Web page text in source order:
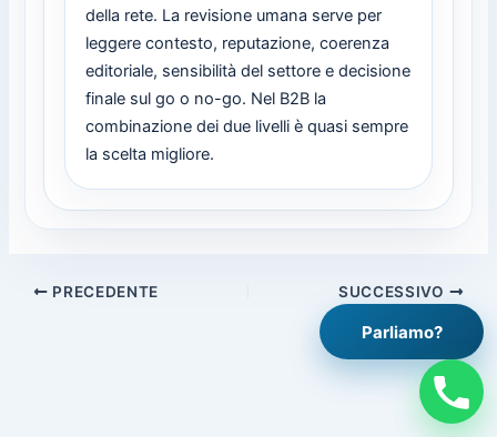
della rete. La revisione umana serve per
leggere contesto, reputazione, coerenza
editoriale, sensibilità del settore e decisione
finale sul go o no-go. Nel B2B la
combinazione dei due livelli è quasi sempre
la scelta migliore.
PRECEDENTE SUCCESSIVO
Parliamo?